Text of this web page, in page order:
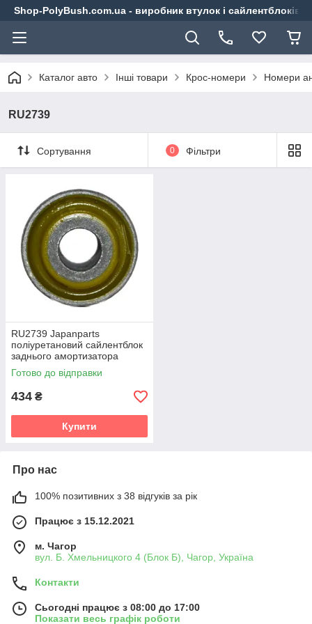
Shop-PolyBush.com.ua - виробник втулок і сайлентблоків
Каталог авто Інші товари Крос-номери Номери
RU2739
Сортування 0 Фільтри
RU2739 Japanparts
поліуретановий сайлентблок
заднього амортизатора
PolyBush (аналог) v19
Готово до відправки
434 ₴
Купити
Про нас
100% позитивних з 38 відгуків за рік
Працює з 15.12.2021
м. Чагор
вул. Б. Хмельницкого 4 (Блок Б), Чагор, Україна
Контакти
Сьогодні працює з 08:00 до 17:00
Показати весь графік роботи